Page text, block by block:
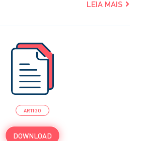
LEIA MAIS
ARTIGO
DOWNLOAD